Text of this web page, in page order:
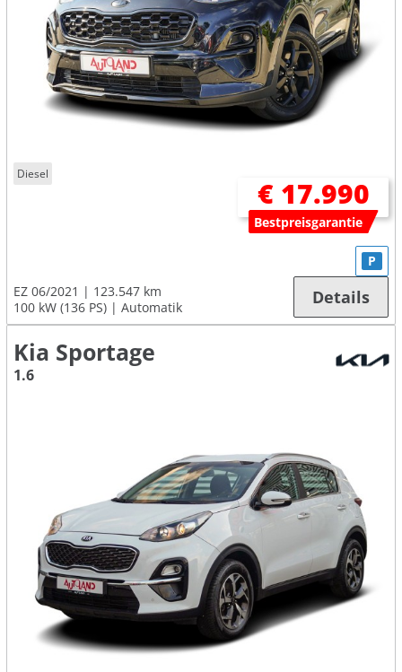
Diesel
€ 17.990
Bestpreisgarantie
EZ 06/2021
123.547 km
100 kW (136 PS)
Automatik
P
Details
Kia Sportage
1.6